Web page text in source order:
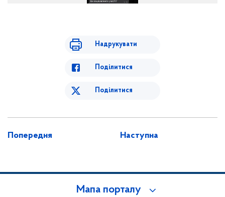
Надрукувати
Поділитися
Поділитися
Попередня Наступна
Мапа порталу